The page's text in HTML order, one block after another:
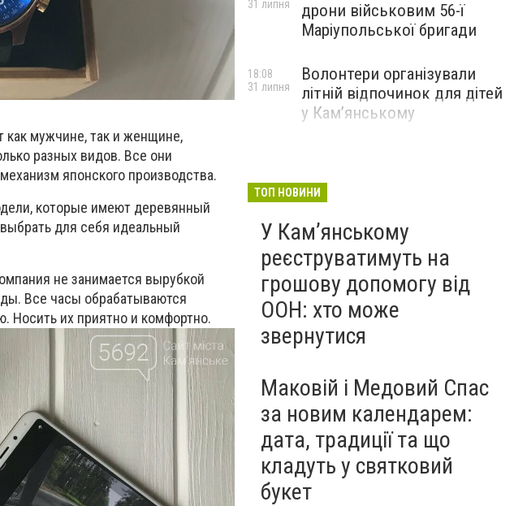
как мужчине, так и женщине,
разных видов. Все они
японского производства.
которые имеют деревянный
для себя идеальный
не занимается вырубкой
Все часы обрабатываются
Носить их приятно и комфортно.
дрони військовим 56-ї
Маріупольської бригади
31 липня
Волонтери організували
літній відпочинок для дітей
у Кам’янському
18:08
31 липня
ТОП НОВИНИ
У Кам’янському
реєструватимуть на
грошову допомогу від
ООН: хто може
звернутися
Маковій і Медовий Спас
за новим календарем:
дата, традиції та що
кладуть у святковий
букет